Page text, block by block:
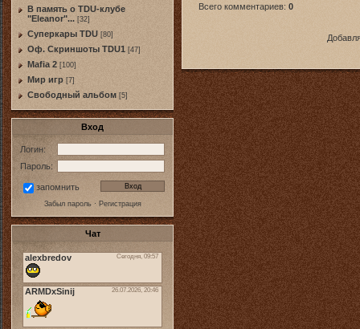
В память о TDU-клубе
"Eleanor"... [32]
Суперкары TDU [80]
Оф. Скриншоты TDU1 [47]
Mafia 2 [100]
Мир игр [7]
Свободный альбом [5]
Вход
Логин:
Пароль:
запомнить
Забыл пароль· Регистрация
Чат
Всего комментариев: 0